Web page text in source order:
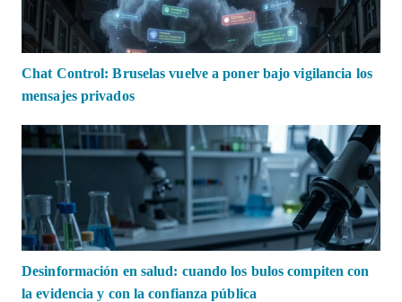
Chat Control: Bruselas vuelve a poner bajo vigilancia los
mensajes privados
Desinformación en salud: cuando los bulos compiten con
la evidencia y con la confianza pública